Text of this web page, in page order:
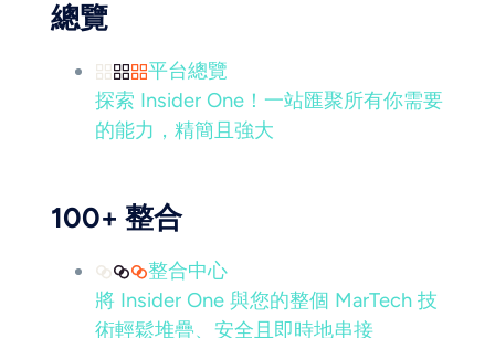
總覽
平台總覽
探索 Insider One！一站匯聚所有你需要
的能力，精簡且強大
100+ 整合
整合中心
將 Insider One 與您的整個 MarTech 技
術輕鬆堆疊、安全且即時地串接